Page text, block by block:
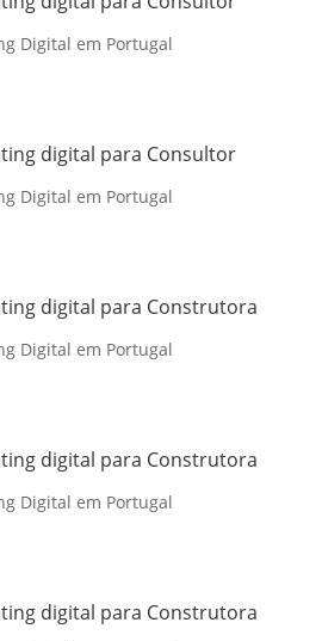
Digital em Portugal
digital para Consultor
Digital em Portugal
digital para Construtora
Digital em Portugal
digital para Construtora
Digital em Portugal
digital para Construtora